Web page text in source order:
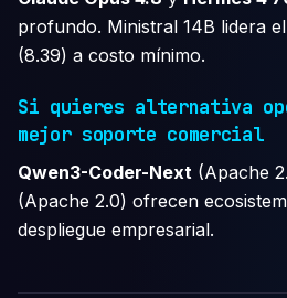
profundo. Ministral 14B lidera
(8.39) a costo mínimo.
Si quieres alternativa
mejor soporte comercial
Qwen3-Coder-Next (Apache
(Apache 2.0) ofrecen
despliegue empresarial.